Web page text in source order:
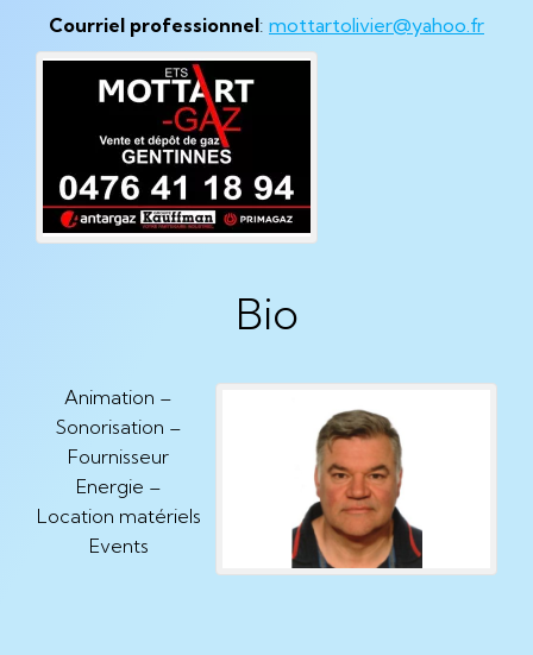
Courriel professionnel: mottartolivier@yahoo.fr
Bio
Animation –
Sonorisation –
Fournisseur
Energie –
Location matériels
Events